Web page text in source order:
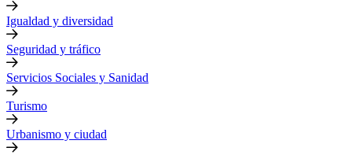
Igualdad y diversidad
Seguridad y tráfico
Servicios Sociales y Sanidad
Turismo
Urbanismo y ciudad